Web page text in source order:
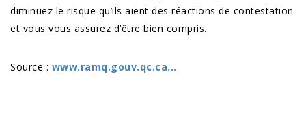
diminuez le risque qu’ils aient des réactions de contestation
et vous vous assurez d’être bien compris.
Source : www.ramq.gouv.qc.ca...